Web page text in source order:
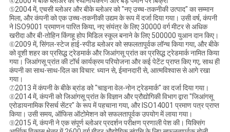
⑤2004 में, एचसी ब्लोअर और बीके ब्लोअर को "नए उच्च-तकनीकी उत्पाद" का सम्मान
मिला, और कंपनी को एक उच्च-तकनीकी उद्यम के रूप में दर्जा दिया गया। उसी वर्ष, कंपनी
ने ISO9001 प्रमाणन पारित किया, नए संयंत्र के लिए 30000 वर्ग मीटर से अधिक
खरीदा और बी-तोहिन किंगहू होप मिडिल स्कूल बनाने के लिए 500000 युआन दान किए।
⑥2009 में, सिंगल-स्टेज हाई-स्पीड ब्लोअर को सफलतापूर्वक लॉन्च किया गया, और बीके
को वूशी शहर का प्रसिद्ध ट्रेडमार्क और जिआंगसू प्रांत का प्रसिद्ध ट्रेडमार्क नामित किया
गया। जिआंगसू प्रांत की टॉर्च कार्यक्रम परियोजना और कई पेटेंट प्राप्त किए गए, साथ ही
कंपनी का साथ-साथ-दिल का विचार: ध्यान से, ईमानदारी से, आत्मविश्वास से आगे रखा
गया।
⑦2013 में कंपनी के बीके ब्रांड को "चाइना वेल-नोन ट्रेडमार्क" का दर्जा दिया गया।
⑧2014 में, कंपनी को जिआंगसू प्रांत के विज्ञान और प्रौद्योगिकी विभाग द्वारा "जिआंगसू
एरोडायनामिक रिसर्च सेंटर" के रूप में पहचाना गया, और ISO14001 प्रमाण पत्र प्राप्त
किया। उसी समय, ऑफिस ऑटोमेशन को सफलतापूर्वक उपयोग में लाया गया।
⑨2015 में, कंपनी ने एक संपूर्ण ब्लोअर प्रदर्शन परीक्षण प्रणाली पेश की। यिक्सिंग